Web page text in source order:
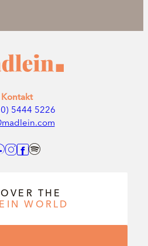
Kontakt
5444 5226
THE
WORLD